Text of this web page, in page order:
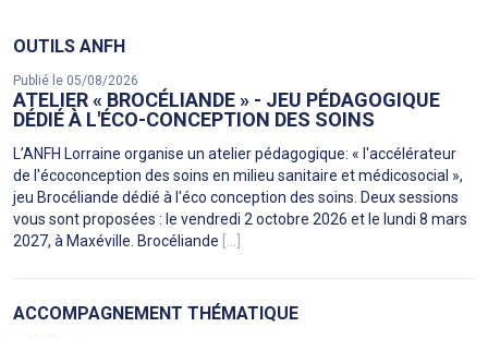
OUTILS ANFH
Publié le 05/08/2026
ATELIER « BROCÉLIANDE » - JEU PÉDAGOGIQUE
DÉDIÉ À L'ÉCO-CONCEPTION DES SOINS
L’ANFH Lorraine organise un atelier pédagogique: « l'accélérateur
de l'écoconception des soins en milieu sanitaire et médicosocial »,
jeu Brocéliande dédié à l'éco conception des soins. Deux sessions
vous sont proposées : le vendredi 2 octobre 2026 et le lundi 8 mars
2027, à Maxéville. Brocéliande [...]
ACCOMPAGNEMENT THÉMATIQUE